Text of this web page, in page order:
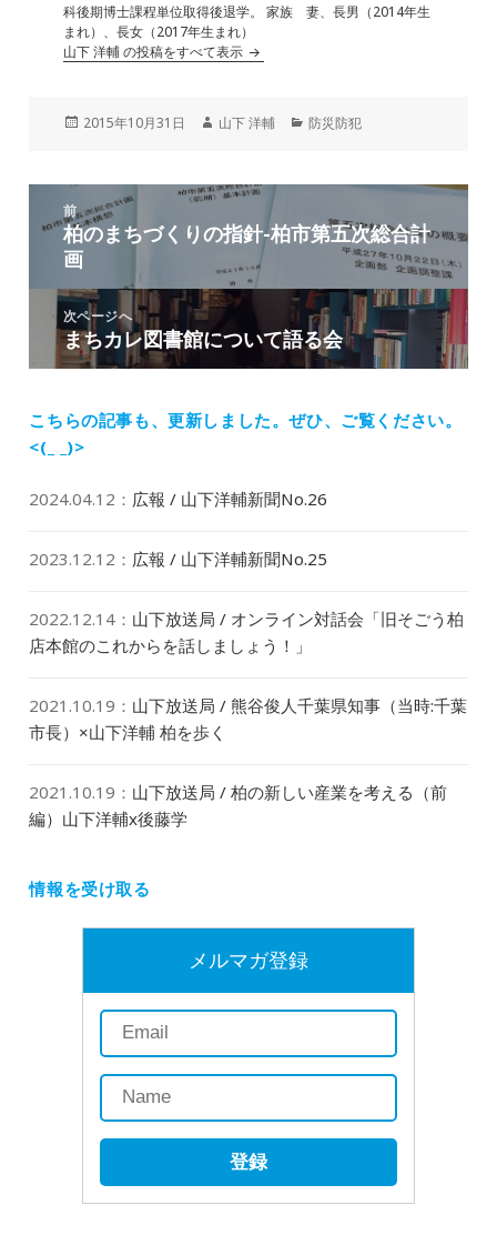
科後期博士課程単位取得後退学。 家族 妻、長男（2014年生
まれ）、長女（2017年生まれ）
山下 洋輔 の投稿をすべて表示
投
2015年10月31日
作
山下 洋輔
カ
リ
防災防犯
稿
ン
前
前
の
投
稿:
柏のまちづくりの指針-柏市第五次総合計
画
次ページへ
次
の
稿:
まちカレ図書館について語る会
こちらの記事も、更新しました。ぜひ、ご覧ください。
<(_ _)>
2024.04.12 ： 広報 / 山下洋輔新聞No.26
2023.12.12 ： 広報 / 山下洋輔新聞No.25
2022.12.14 ： 山下放送局 / オンライン対話会「旧そごう柏
店本館のこれからを話しましょう！」
2021.10.19 ： 山下放送局 / 熊谷俊人千葉県知事（当時:千葉
市長）×山下洋輔 柏を歩く
2021.10.19 ： 山下放送局 / 柏の新しい産業を考える（前
編）山下洋輔x後藤学
情報を受け取る
メルマガ登録
登録